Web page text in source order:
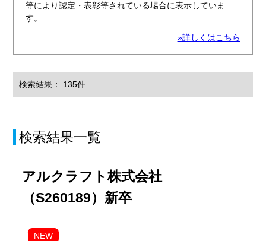
等により認定・表彰等されている場合に表示していま
す。
»詳しくはこちら
検索結果： 135件
検索結果一覧
アルクラフト株式会社
（S260189）新卒
NEW